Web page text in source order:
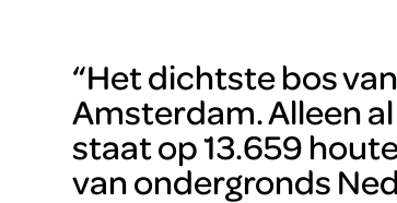
“Het dichtste bos
Amsterdam. Alleen
staat op 13.659
van ondergronds